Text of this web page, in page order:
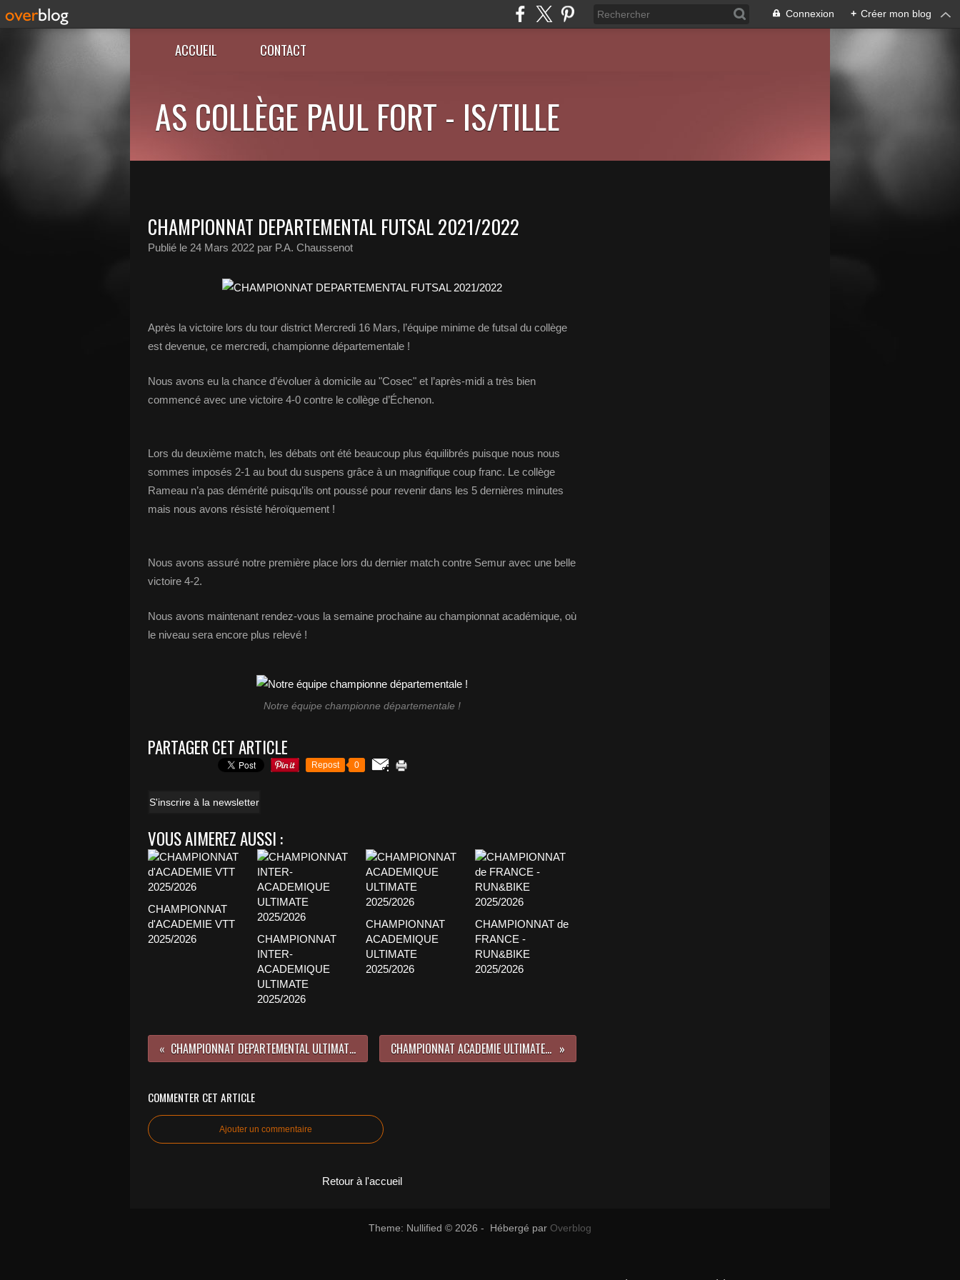
Connexion + Créer mon blog
ACCUEIL CONTACT
AS COLLÈGE PAUL FORT - IS/TILLE
CHAMPIONNAT DEPARTEMENTAL FUTSAL 2021/2022
Publié le 24 Mars 2022 par P.A. Chaussenot
Après la victoire lors du tour district Mercredi 16 Mars, l’équipe minime de futsal du collège
est devenue, ce mercredi, championne départementale !
Nous avons eu la chance d’évoluer à domicile au "Cosec" et l’après-midi a très bien
commencé avec une victoire 4-0 contre le collège d’Échenon.
Lors du deuxième match, les débats ont été beaucoup plus équilibrés puisque nous nous
sommes imposés 2-1 au bout du suspens grâce à un magnifique coup franc. Le collège
Rameau n’a pas démérité puisqu’ils ont poussé pour revenir dans les 5 dernières minutes
mais nous avons résisté héroïquement !
Nous avons assuré notre première place lors du dernier match contre Semur avec une belle
victoire 4-2.
Nous avons maintenant rendez-vous la semaine prochaine au championnat académique, où
le niveau sera encore plus relevé !
Notre équipe championne départementale !
PARTAGER CET ARTICLE
Repost 0
S'inscrire à la newsletter
VOUS AIMEREZ AUSSI :
CHAMPIONNAT
d'ACADEMIE VTT
2025/2026
CHAMPIONNAT
INTER-
ACADEMIQUE
ULTIMATE
2025/2026
CHAMPIONNAT
ACADEMIQUE
ULTIMATE
2025/2026
CHAMPIONNAT de
FRANCE -
RUN&BIKE
2025/2026
CHAMPIONNAT DEPARTEMENTAL ULTIMATE 2021/2022 CHAMPIONNAT ACADEMIE ULTIMATE 2021/2022
COMMENTER CET ARTICLE
Ajouter un commentaire
Retour à l'accueil
Theme: Nullified © 2026 - Hébergé par Overblog